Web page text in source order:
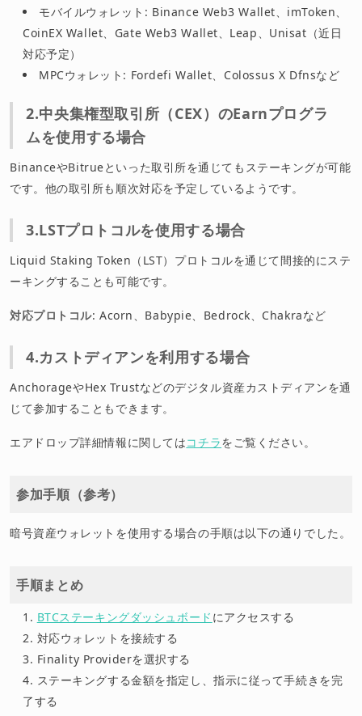
モバイルウォレット: Binance Web3 Wallet、imToken、
CoinEX Wallet、Gate Web3 Wallet、Leap、Unisat（近日
対応予定）
MPCウォレット: Fordefi Wallet、Colossus X Dfnsなど
2.中央集権型取引所（CEX）のEarnプログラ
ムを使用する場合
BinanceやBitrueといった取引所を通じてもステーキングが可能
です。他の取引所も順次対応を予定しているようです。
3.LSTプロトコルを使用する場合
Liquid Staking Token（LST）プロトコルを通じて間接的にステ
ーキングすることも可能です。
対応プロトコル: Acorn、Babypie、Bedrock、Chakraなど
4.カストディアンを利用する場合
AnchorageやHex Trustなどのデジタル資産カストディアンを通
じて参加することもできます。
エアドロップ詳細情報に関してはコチラをご覧ください。
参加手順（参考）
暗号資産ウォレットを使用する場合の手順は以下の通りでした。
手順まとめ
BTCステーキングダッシュボード にアクセスする
対応ウォレットを接続する
Finality Providerを選択する
ステーキングする金額を指定し、指示に従って手続きを完
了する